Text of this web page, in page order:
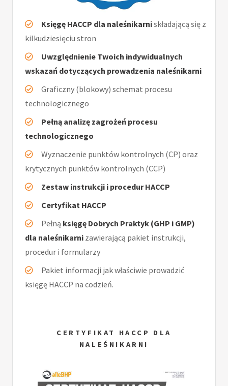
Księgę HACCP dla naleśnikarniskładającą się z
kilkudziesięciu stron
Uwzględnienie Twoich indywidualnych
wskazań dotyczących prowadzenia naleśnikarni
Graficzny (blokowy) schemat procesu
technologicznego
Pełną analizę zagrożeń procesu
technologicznego
Wyznaczenie punktów kontrolnych (CP) oraz
krytycznych punktów kontrolnych (CCP)
Zestaw instrukcji i procedur HACCP
Certyfikat HACCP
Pełną księgę Dobrych Praktyk (GHP i GMP)
dla naleśnikarni zawierającą pakiet instrukcji,
procedur i formularzy
Pakiet informacji jak właściwie prowadzić
księgę HACCP na codzień.
CERTYFIKAT HACCP DLA
NALEŚNIKARNI